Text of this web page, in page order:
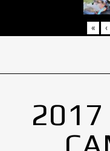
« ‹
2017